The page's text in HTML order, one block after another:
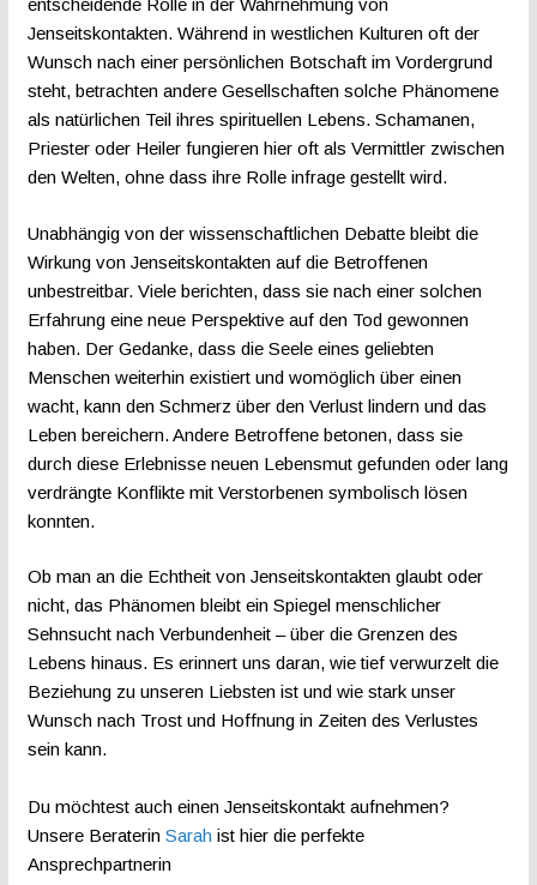
entscheidende Rolle in der Wahrnehmung von
Jenseitskontakten. Während in westlichen Kulturen oft der
Wunsch nach einer persönlichen Botschaft im Vordergrund
steht, betrachten andere Gesellschaften solche Phänomene
als natürlichen Teil ihres spirituellen Lebens. Schamanen,
Priester oder Heiler fungieren hier oft als Vermittler zwischen
den Welten, ohne dass ihre Rolle infrage gestellt wird.
Unabhängig von der wissenschaftlichen Debatte bleibt die
Wirkung von Jenseitskontakten auf die Betroffenen
unbestreitbar. Viele berichten, dass sie nach einer solchen
Erfahrung eine neue Perspektive auf den Tod gewonnen
haben. Der Gedanke, dass die Seele eines geliebten
Menschen weiterhin existiert und womöglich über einen
wacht, kann den Schmerz über den Verlust lindern und das
Leben bereichern. Andere Betroffene betonen, dass sie
durch diese Erlebnisse neuen Lebensmut gefunden oder lang
verdrängte Konflikte mit Verstorbenen symbolisch lösen
konnten.
Ob man an die Echtheit von Jenseitskontakten glaubt oder
nicht, das Phänomen bleibt ein Spiegel menschlicher
Sehnsucht nach Verbundenheit – über die Grenzen des
Lebens hinaus. Es erinnert uns daran, wie tief verwurzelt die
Beziehung zu unseren Liebsten ist und wie stark unser
Wunsch nach Trost und Hoffnung in Zeiten des Verlustes
sein kann.
Du möchtest auch einen Jenseitskontakt aufnehmen?
Unsere Beraterin Sarah ist hier die perfekte
Ansprechpartnerin